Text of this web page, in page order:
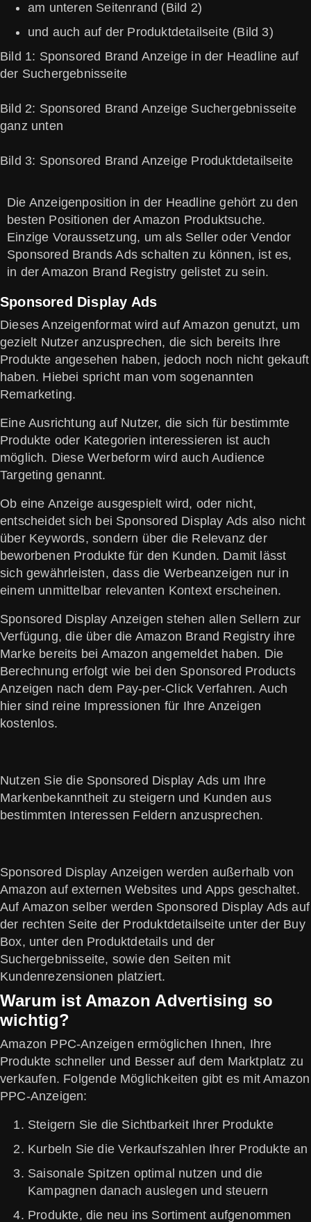
am unteren Seitenrand (Bild 2)
und auch auf der Produktdetailseite (Bild 3)
Bild 1: Sponsored Brand Anzeige in der Headline auf
der Suchergebnisseite
Bild 2: Sponsored Brand Anzeige Suchergebnisseite
ganz unten
Bild 3: Sponsored Brand Anzeige Produktdetailseite
Die Anzeigenposition in der Headline gehört zu den
besten Positionen der Amazon Produktsuche.
Einzige Voraussetzung, um als Seller oder Vendor
Sponsored Brands Ads schalten zu können, ist es,
in der Amazon Brand Registry gelistet zu sein.
Sponsored Display Ads
Dieses Anzeigenformat wird auf Amazon genutzt, um
gezielt Nutzer anzusprechen, die sich bereits Ihre
Produkte angesehen haben, jedoch noch nicht gekauft
haben. Hiebei spricht man vom sogenannten
Remarketing.
Eine Ausrichtung auf Nutzer, die sich für bestimmte
Produkte oder Kategorien interessieren ist auch
möglich. Diese Werbeform wird auch Audience
Targeting genannt.
Ob eine Anzeige ausgespielt wird, oder nicht,
entscheidet sich bei Sponsored Display Ads also nicht
über Keywords, sondern über die Relevanz der
beworbenen Produkte für den Kunden. Damit lässt
sich gewährleisten, dass die Werbeanzeigen nur in
einem unmittelbar relevanten Kontext erscheinen.
Sponsored Display Anzeigen stehen allen Sellern zur
Verfügung, die über die Amazon Brand Registry ihre
Marke bereits bei Amazon angemeldet haben. Die
Berechnung erfolgt wie bei den Sponsored Products
Anzeigen nach dem Pay-per-Click Verfahren. Auch
hier sind reine Impressionen für Ihre Anzeigen
kostenlos.
Nutzen Sie die Sponsored Display Ads um Ihre
Markenbekanntheit zu steigern und Kunden aus
bestimmten Interessen Feldern anzusprechen.
Sponsored Display Anzeigen werden außerhalb von
Amazon auf externen Websites und Apps geschaltet.
Auf Amazon selber werden Sponsored Display Ads auf
der rechten Seite der Produktdetailseite unter der Buy
Box, unter den Produktdetails und der
Suchergebnisseite, sowie den Seiten mit
Kundenrezensionen platziert.
Warum ist Amazon Advertising so
wichtig?
Amazon PPC-Anzeigen ermöglichen Ihnen, Ihre
Produkte schneller und Besser auf dem Marktplatz zu
verkaufen. Folgende Möglichkeiten gibt es mit Amazon
PPC-Anzeigen:
Steigern Sie die Sichtbarkeit Ihrer Produkte
Kurbeln Sie die Verkaufszahlen Ihrer Produkte an
Saisonale Spitzen optimal nutzen und die
Kampagnen danach auslegen und steuern
Produkte, die neu ins Sortiment aufgenommen